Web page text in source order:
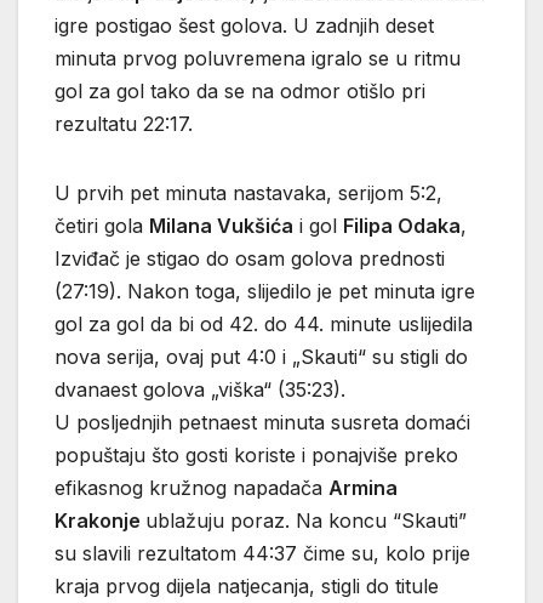
igre postigao šest golova. U zadnjih deset
minuta prvog poluvremena igralo se u ritmu
gol za gol tako da se na odmor otišlo pri
rezultatu 22:17.
U prvih pet minuta nastavaka, serijom 5:2,
četiri gola Milana Vukšića i gol Filipa Odaka,
Izviđač je stigao do osam golova prednosti
(27:19). Nakon toga, slijedilo je pet minuta igre
gol za gol da bi od 42. do 44. minute uslijedila
nova serija, ovaj put 4:0 i „Skauti“ su stigli do
dvanaest golova „viška“ (35:23).
U posljednjih petnaest minuta susreta domaći
popuštaju što gosti koriste i ponajviše preko
efikasnog kružnog napadača Armina
Krakonje ublažuju poraz. Na koncu “Skauti”
su slavili rezultatom 44:37 čime su, kolo prije
kraja prvog dijela natjecanja, stigli do titule